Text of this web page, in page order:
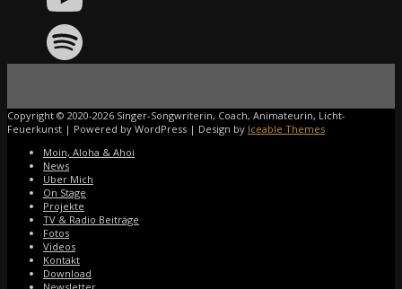
Spotify
Copyright © 2020-2026 Singer-Songwriterin, Coach, Animateurin, Licht-
Feuerkunst | Powered by WordPress | Design by Iceable Themes
Moin, Aloha & Ahoi
News
Über Mich
On Stage
Projekte
TV & Radio Beiträge
Fotos
Videos
Kontakt
Download